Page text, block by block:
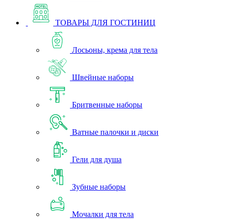
ТОВАРЫ ДЛЯ ГОСТИНИЦ
Лосьоны, крема для тела
Швейные наборы
Бритвенные наборы
Ватные палочки и диски
Гели для душа
Зубные наборы
Мочалки для тела